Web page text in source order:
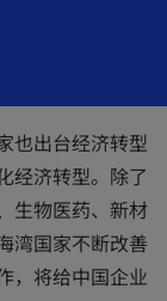
也出台经济转型
经济转型。除了
生物医药、新材
湾国家不断改善
，将给中国企业